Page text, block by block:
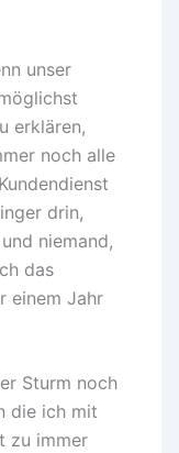
unser
erklären,
noch alle
drin,
niemand,
das
einem Jahr
Sturm noch
die ich mit
zu immer